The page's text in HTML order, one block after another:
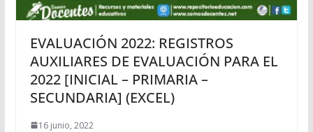
EVALUACIÓN 2022: REGISTROS
AUXILIARES DE EVALUACIÓN PARA EL
2022 [INICIAL – PRIMARIA –
SECUNDARIA] (EXCEL)
16 junio, 2022